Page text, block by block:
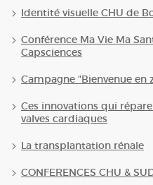
Identité visuelle CHU de
Conférence Ma Vie Ma
Capsciences
Campagne "Bienvenue en
Ces innovations qui
valves cardiaques
La transplantation rénale
CONFERENCES CHU &